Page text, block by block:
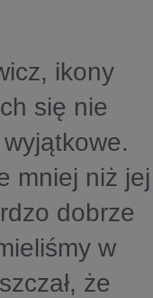
ikony
się nie
mniej niż jej
dobrze
w
że